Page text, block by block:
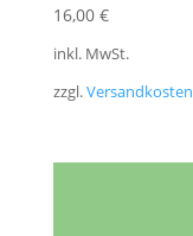
16,00 €
inkl. MwSt.
zzgl.Versandkosten